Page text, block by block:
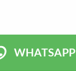
WHATSAPP